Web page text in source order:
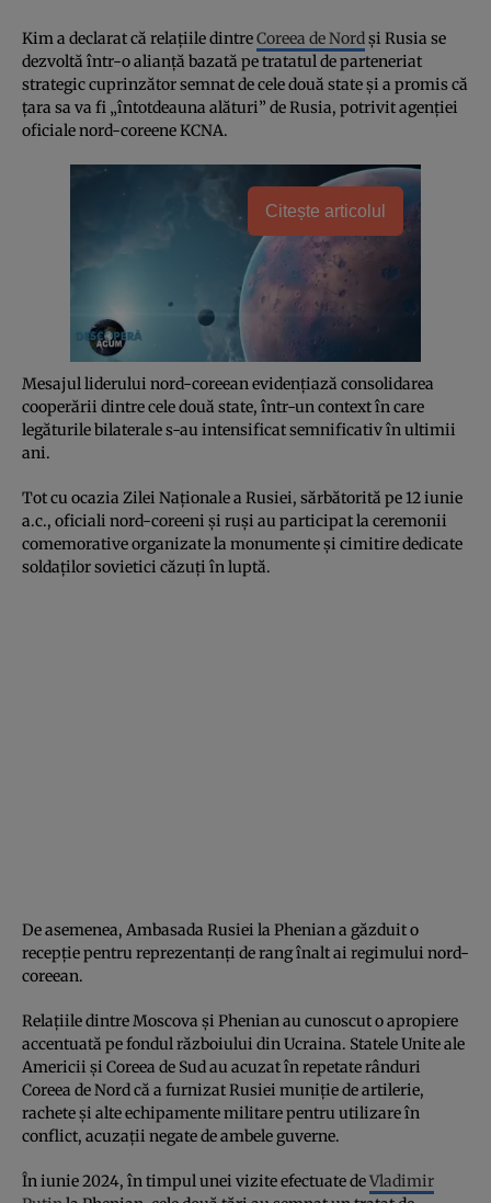
Kim a declarat că relațiile dintreCoreea de Nordși Rusia se
dezvoltă într-o alianță bazată pe tratatul de parteneriat
strategic cuprinzător semnat de cele două state și a promis că
țara sa va fi „întotdeauna alături” de Rusia, potrivit agenției
oficiale nord-coreene KCNA.
Citește articolul
Mesajul liderului nord-coreean evidențiază consolidarea
cooperării dintre cele două state, într-un context în care
legăturile bilaterale s-au intensificat semnificativ în ultimii
ani.
Tot cu ocazia Zilei Naționale a Rusiei, sărbătorită pe 12 iunie
a.c., oficiali nord-coreeni și ruși au participat la ceremonii
comemorative organizate la monumente și cimitire dedicate
soldaților sovietici căzuți în luptă.
De asemenea, Ambasada Rusiei la Phenian a găzduit o
recepție pentru reprezentanți de rang înalt ai regimului nord-
coreean.
Relațiile dintre Moscova și Phenian au cunoscut o apropiere
accentuată pe fondul războiului din Ucraina. Statele Unite ale
Americii și Coreea de Sud au acuzat în repetate rânduri
Coreea de Nord că a furnizat Rusiei muniție de artilerie,
rachete și alte echipamente militare pentru utilizare în
conflict, acuzații negate de ambele guverne.
În iunie 2024, în timpul unei vizite efectuate deVladimir